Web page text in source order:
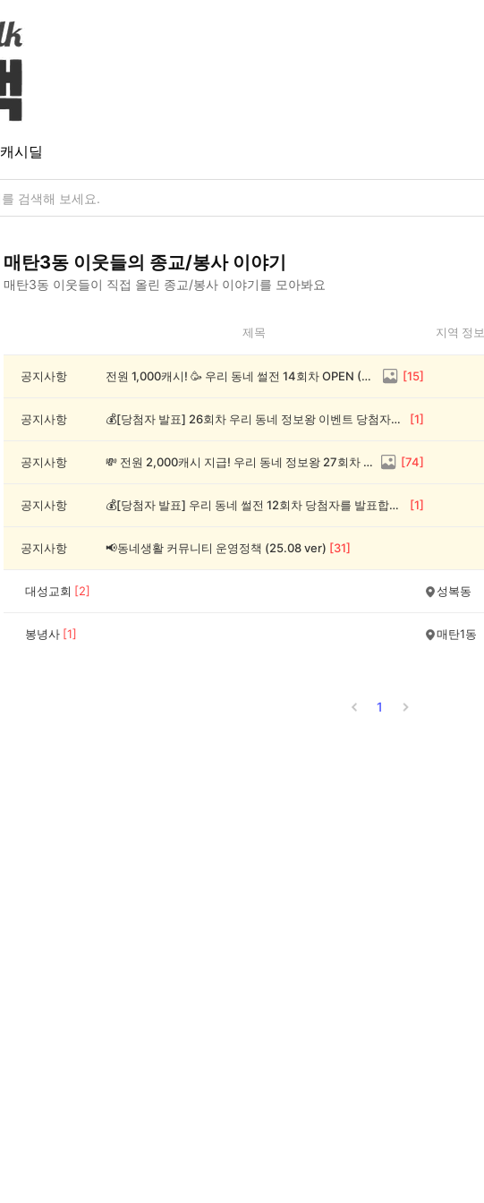
캐시딜
매탄3동 이웃들의 종교/봉사이야기
매탄3동 이웃들이 직접 올린 종교/봉사 이야기를 모아봐요
3
제목 지역 정보
공지사항 전원 1,000캐시! 🥳 우리 동네 썰전 14회차 OPEN (~8/17) [15]
공지사항 💰[당첨자 발표] 26회차 우리 동네 정보왕 이벤트 당첨자를 발표합니다! [1]
공지사항 💸 전원 2,000캐시 지급! 우리 동네 정보왕 27회차 (~8/10) [74]
공지사항 💰[당첨자 발표] 우리 동네 썰전 12회차 당첨자를 발표합니다! [1]
공지사항 📢동네생활 커뮤니티 운영정책 (25.08 ver) [31]
대성교회 [2] 성복동
봉녕사 [1] 매탄1동
1